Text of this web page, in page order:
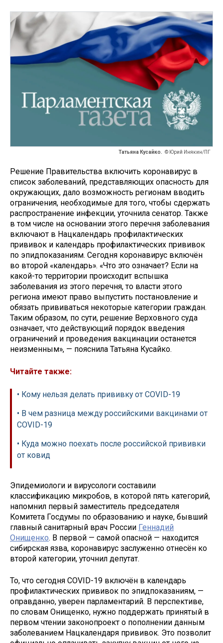
Татьяна Кусайко. © Юрий Инякин/ПГ
Решение Правительства включить коронавирус в
список заболеваний, представляющих опасность для
окружающих, дало возможность регионам вводить
ограничения, необходимые для того, чтобы сдержать
распространение инфекции, уточнила сенатор. Также
в том числе на основании этого перечня заболевания
включают в Нацкалендарь профилактических
прививок и календарь профилактических прививок
по эпидпоказаниям. Сегодня коронавирус включён
во второй «календарь». «Что это означает? Если на
какой-то территории происходит вспышка
заболевания из этого перечня, то власти этого
региона имеют право выпустить постановление и
обязать прививаться некоторые категории граждан.
Таким образом, по сути, решение Верховного суда
означает, что действующий порядок введения
ограничений и проведения вакцинации останется
неизменным», — пояснила Татьяна Кусайко.
Читайте также:
• Кому нельзя делать прививку от COVID-19
• В чем разница между российскими вакцинами от
COVID-19
• Куда можно поехать после российской прививки
от ковид
Эпидемиологи и вирусологи составили
классификацию микробов, в которой пять категорий,
напомнил первый заместитель председателя
Комитета Госдумы по образованию и науке, бывший
главный санитарный врач России Геннадий
Онищенко. В первой — самой опасной — находится
сибирская язва, коронавирус заслуженно отнесён ко
второй категории, уточнил депутат.
То, что сегодня COVID-19 включён в календарь
профилактических прививок по эпидпоказаниям, —
оправданно, уверен парламентарий. В перспективе,
по словам Онищенко, нужно поддержать принятый в
первом чтении законопроект о пополнении данным
заболеванием Нацкалендаря прививок. Это позволит